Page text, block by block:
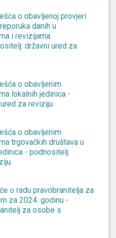
o obavljenoj provjeri
danih u
i revizijama
državni ured za
o obavljenim
lokalnih jedinica -
za reviziju
o obavljenim
trgovačkih društava u
- podnositelj:
o radu pravobranitelja za
za 2024. godinu -
za osobe s